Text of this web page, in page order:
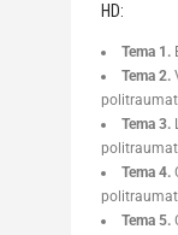
HD:
Tema 1.
Tema 2.
Tema 3.
Tema 4.
Tema 5.